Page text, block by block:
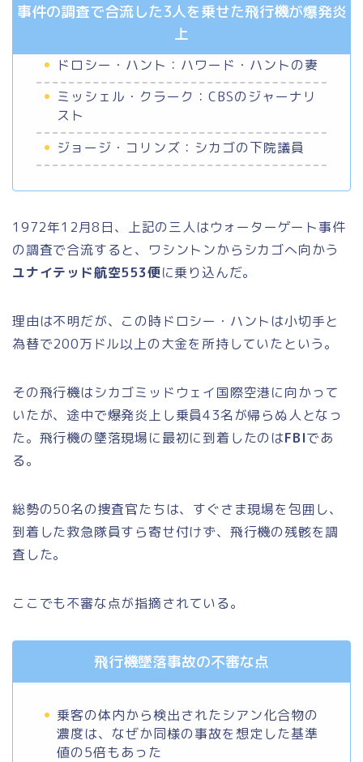
事件の調査で合流した3人を乗せた飛行機が爆発炎
上
ドロシー・ハント：ハワード・ハントの妻
ミッシェル・クラーク：CBSのジャーナリ
スト
ジョージ・コリンズ：シカゴの下院議員
1972年12月8日、上記の三人はウォーターゲート事件
の調査で合流すると、ワシントンからシカゴへ向かう
ユナイテッド航空553便に乗り込んだ。
理由は不明だが、この時ドロシー・ハントは小切手と
為替で200万ドル以上の大金を所持していたという。
その飛行機はシカゴミッドウェイ国際空港に向かって
いたが、途中で爆発炎上し乗員43名が帰らぬ人となっ
た。飛行機の墜落現場に最初に到着したのはFBIであ
る。
総勢の50名の捜査官たちは、すぐさま現場を包囲し、
到着した救急隊員すら寄せ付けず、飛行機の残骸を調
査した。
ここでも不審な点が指摘されている。
飛行機墜落事故の不審な点
乗客の体内から検出されたシアン化合物の
濃度は、なぜか同様の事故を想定した基準
値の5倍もあった